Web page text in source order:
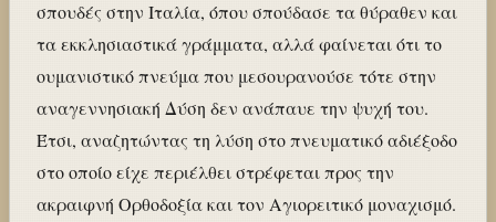
σπουδές στην Ιταλία, όπου σπούδασε τα θύραθεν και
τα εκκλησιαστικά γράμματα, αλλά φαίνεται ότι το
ουμανιστικό πνεύμα που μεσουρανούσε τότε στην
αναγεννησιακή Δύση δεν ανάπαυε την ψυχή του.
Έτσι, αναζητώντας τη λύση στο πνευματικό αδιέξοδο
στο οποίο είχε περιέλθει στρέφεται προς την
ακραιφνή Ορθοδοξία και τον Αγιορειτικό μοναχισμό.